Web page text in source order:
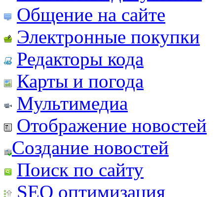
Общение на сайте
Электронные покупки
Редакторы кода
Карты и погода
Мультимедиа
Отображение новостей
Создание новостей
Поиск по сайту
SEO оптимизация